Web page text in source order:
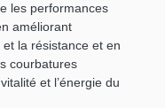
les performances
améliorant
et la résistance et en
courbatures
et l’énergie du